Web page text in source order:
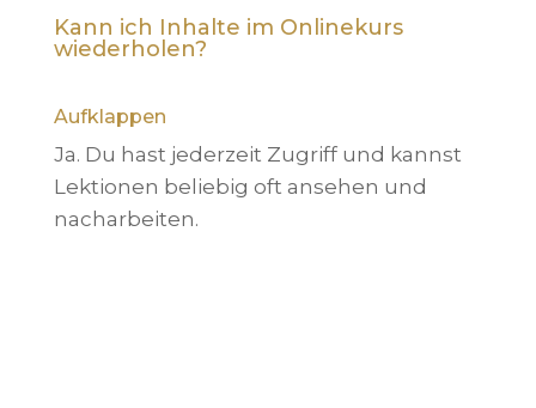
Kann ich Inhalte im Onlinekurs
wiederholen?
Aufklappen
Ja. Du hast jederzeit Zugriff und kannst
Lektionen beliebig oft ansehen und
nacharbeiten.